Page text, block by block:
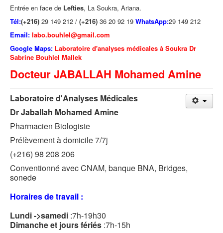
Entrée en face de Lefties, La Soukra, Ariana.
Tél:(+216) 29 149 212 / (+216) 36 20 92 19 WhatsApp:29 149 212
Email: labo.bouhlel@gmail.com
Google Maps: Laboratoire d'analyses médicales à Soukra Dr
Sabrine Bouhlel Mallek
Docteur JABALLAH Mohamed Amine
Laboratoire d'Analyses Médicales
Dr Jaballah Mohamed Amine
Pharmacien Biologiste
Prélèvement à domicile 7/7j
(+216) 98 208 206
Conventionné avec CNAM, banque BNA, Bridges,
sonede
Horaires de travail :
Lundi ->samedi :7h-19h30
Dimanche et jours fériés :7h-15h